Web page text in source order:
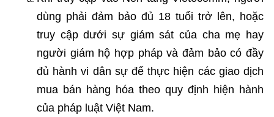
dùng phải đảm bảo đủ 18 tuổi trở lên, hoặc
truy cập dưới sự giám sát của cha mẹ hay
người giám hộ hợp pháp và đảm bảo có đầy
đủ hành vi dân sự để thực hiện các giao dịch
mua bán hàng hóa theo quy định hiện hành
của pháp luật Việt Nam.